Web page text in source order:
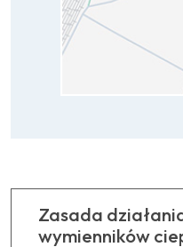
Zasada
wymienników